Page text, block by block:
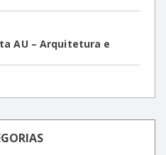
AU – Arquitetura e